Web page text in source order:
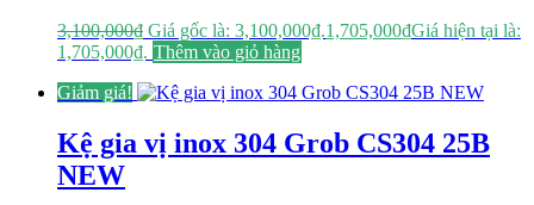
3,100,000₫ Giá gốc là: 3,100,000₫.1,705,000₫Giá hiện tại là:
1,705,000₫. Thêm vào giỏ hàng
Giảm giá!
Kệ gia vị inox 304 Grob CS304 25B
NEW